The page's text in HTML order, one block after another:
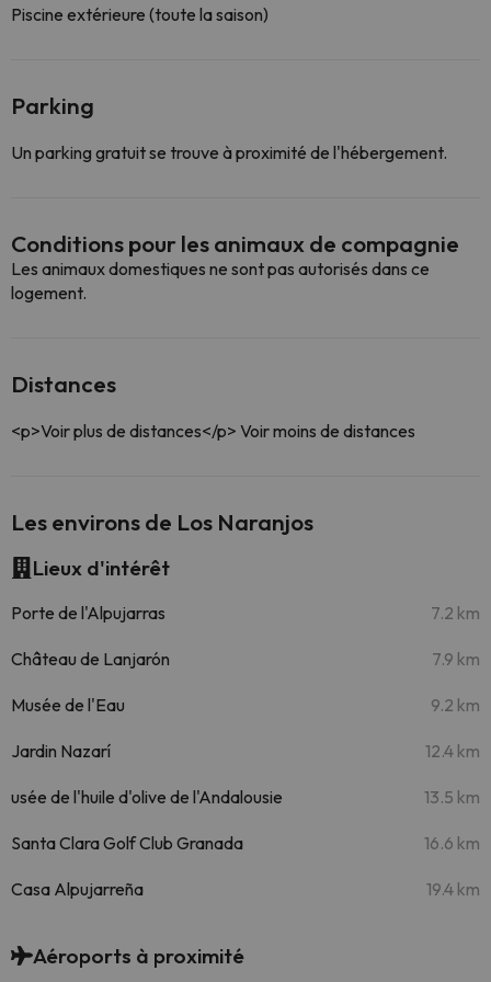
Piscine extérieure (toute la saison)
Parking
Un parking gratuit se trouve à proximité de l'hébergement.
Conditions pour les animaux de compagnie
Les animaux domestiques ne sont pas autorisés dans ce
logement.
Distances
<p>Voir plus de distances</p> Voir moins de distances
Les environs de Los Naranjos
Lieux d'intérêt
Porte de l'Alpujarras 7.2 km
Château de Lanjarón 7.9 km
Musée de l'Eau 9.2 km
Jardin Nazarí 12.4 km
usée de l'huile d'olive de l'Andalousie 13.5 km
Santa Clara Golf Club Granada 16.6 km
Casa Alpujarreña 19.4 km
Aéroports à proximité